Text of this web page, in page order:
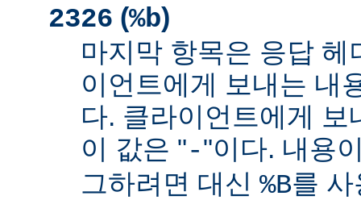
2326 (%b)
마지막 항목은 응답
이언트에게 보내는 내
다. 클라이언트에게
이 값은 "-"이다. 내용
그하려면 대신 %B를